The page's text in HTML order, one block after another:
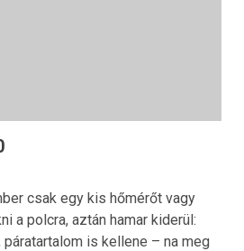
csak egy kis hőmérőt vagy
a polcra, aztán hamar kiderül:
is kellene – na meg